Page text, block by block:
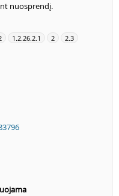
nuosprendį.
1.2.26.2.1 2
2.3